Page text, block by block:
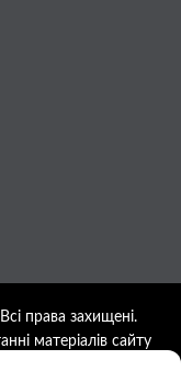
права захищені.
матеріалів сайту